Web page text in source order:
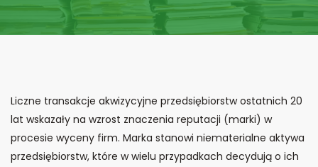
Liczne transakcje akwizycyjne przedsiębiorstw ostatnich 20
lat wskazały na wzrost znaczenia reputacji (marki) w
procesie wyceny firm. Marka stanowi niematerialne aktywa
przedsiębiorstw, które w wielu przypadkach decydują o ich